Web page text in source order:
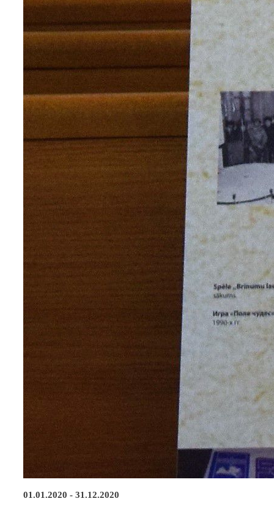
01.01.2020 - 31.12.2020